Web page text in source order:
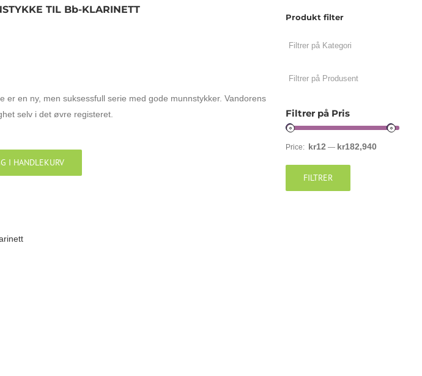
TIL Bb-KLARINETT
er en ny, men suksessfull serie med gode munnstykker. Vandorens
selv i det øvre registeret.
I HANDLEKURV
Produkt filter
Filtrer på Pris
Price: kr12 — kr182,940
FILTRER